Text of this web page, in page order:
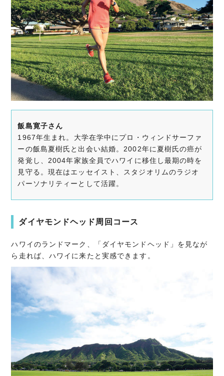
飯島寛子さん
1967年生まれ。大学在学中にプロ・ウィンドサーファ
ーの飯島夏樹氏と出会い結婚。2002年に夏樹氏の癌が
発覚し、2004年家族全員でハワイに移住し最期の時を
見守る。現在はエッセイスト、スタジオリムのラジオ
パーソナリティーとして活躍。
ダイヤモンドヘッド周回コース
ハワイのランドマーク、「ダイヤモンドヘッド」を見なが
ら走れば、ハワイに来たと実感できます。